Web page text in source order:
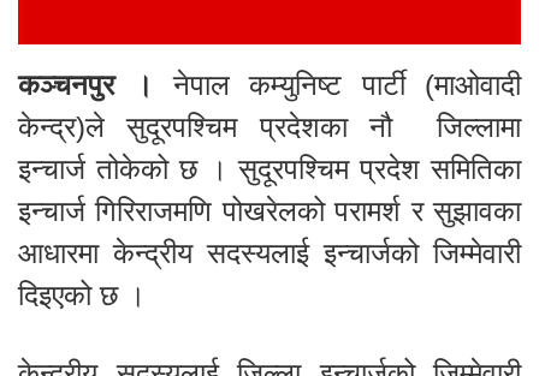
कञ्चनपुर ।
नेपाल कम्युनिष्ट पार्टी (माओवादी
केन्द्र)ले सुदूरपश्चिम प्रदेशका नौ जिल्लामा
इन्चार्ज तोकेको छ । सुदूरपश्चिम प्रदेश समितिका
इन्चार्ज गिरिराजमणि पोखरेलको परामर्श र सुझावका
आधारमा केन्द्रीय सदस्यलाई इन्चार्जको जिम्मेवारी
दिइएको छ ।